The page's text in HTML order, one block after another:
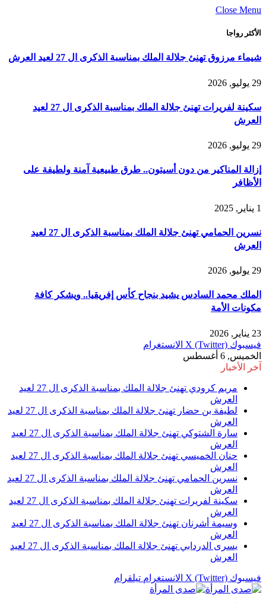
Close Menu
الأكثر رواجا
شيماء مرزوق تهنئ جلالة الملك بمناسبة الذكرى ال 27 لعيد العرش
29 يوليو, 2026
سكينة لفريرات تهنئ جلالة الملك بمناسبة الذكرى ال 27 لعيد
العرش
29 يوليو, 2026
إزالة المناكير من دون أسيتون.. طرق طبيعية آمنة ولطيفة على
الأظافر
1 يناير, 2025
نسرين الحمامي تهنئ جلالة الملك بمناسبة الذكرى ال 27 لعيد
العرش
29 يوليو, 2026
الملك محمد السادس يشيد بنجاح كأس إفريقيا.. ويشكر كافة
مكونات الأمة
23 يناير, 2026
فيسبوك X (Twitter) الانستغرام
الخميس, 6 أغسطس
آخر الأخبار
مريم كرودي تهنئ جلالة الملك بمناسبة الذكرى ال 27 لعيد
العرش
لطيفة بن حضار تهنئ جلالة الملك بمناسبة الذكرى ال 27 لعيد
العرش
سارة الشتوكي تهنئ جلالة الملك بمناسبة الذكرى ال 27 لعيد
العرش
حنان الخميسي تهنئ جلالة الملك بمناسبة الذكرى ال 27 لعيد
العرش
نسرين الحمامي تهنئ جلالة الملك بمناسبة الذكرى ال 27 لعيد
العرش
سكينة لفريرات تهنئ جلالة الملك بمناسبة الذكرى ال 27 لعيد
العرش
وسيمة أشرنان تهنئ جلالة الملك بمناسبة الذكرى ال 27 لعيد
العرش
يسرى الدردابي تهنئ جلالة الملك بمناسبة الذكرى ال 27 لعيد
العرش
فيسبوك X (Twitter) الانستغرام تيلقرام